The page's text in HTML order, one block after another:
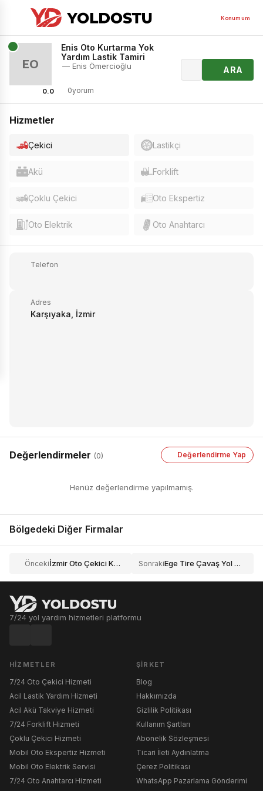
Konumum
EO
0.0
Enis Oto Kurtarma Yok
Yardım Lastik Tamiri
— Enis Ömercioğlu
0yorum
ARA
Hizmetler
Çekici Lastikçi
Akü Forklift
Çoklu Çekici Oto Ekspertiz
Oto Elektrik Oto Anahtarcı
Telefon
Adres
Karşıyaka, İzmir
Değerlendirmeler (0) Değerlendirme Yap
Henüz değerlendirme yapılmamış.
Bölgedeki Diğer Firmalar
Önceki İzmir Oto Çekici Kurtarıcı Sonraki Ege Tire Çavaş Yol Yardım Oto Kurtarma Çekici
7/24 yol yardım hizmetleri platformu
HIZMETLER
7/24 Oto Çekici Hizmeti
Acil Lastik Yardım Hizmeti
Acil Akü Takviye Hizmeti
7/24 Forklift Hizmeti
Çoklu Çekici Hizmeti
Mobil Oto Ekspertiz Hizmeti
Mobil Oto Elektrik Servisi
7/24 Oto Anahtarcı Hizmeti
ŞIRKET
Blog
Hakkımızda
Gizlilik Politikası
Kullanım Şartları
Abonelik Sözleşmesi
Ticari İleti Aydınlatma
Çerez Politikası
WhatsApp Pazarlama Gönderimi